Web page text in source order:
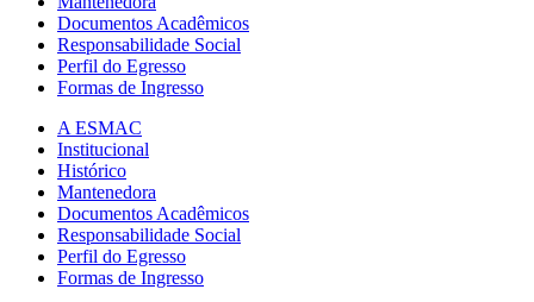
Documentos Acadêmicos
Responsabilidade Social
Perfil do Egresso
Formas de Ingresso
A ESMAC
Institucional
Histórico
Mantenedora
Documentos Acadêmicos
Responsabilidade Social
Perfil do Egresso
Formas de Ingresso